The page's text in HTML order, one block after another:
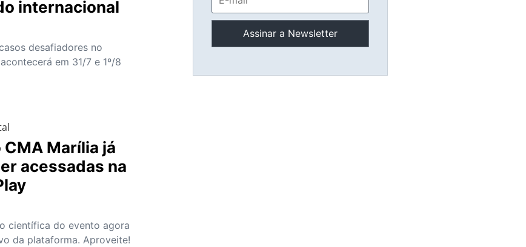
internacional
desafiadores no
em 31/7 e 1º/8
Marília já
acessadas na
científica do evento agora
da plataforma. Aproveite!